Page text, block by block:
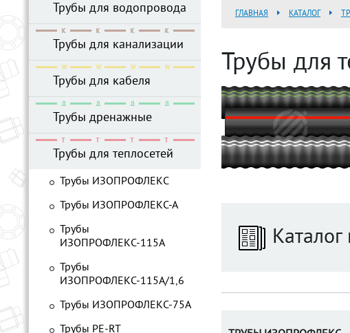
ГЛАВНАЯ КАТАЛОГ
Трубы для
Трубы для водопровода
Трубы для канализации
Трубы для кабеля
Трубы дренажные
Трубы для теплосетей
Трубы ИЗОПРОФЛЕКС
Трубы ИЗОПРОФЛЕКС-А
Трубы
ИЗОПРОФЛЕКС-115А
Трубы
ИЗОПРОФЛЕКС-115А/1,6
Трубы ИЗОПРОФЛЕКС-75А
Трубы PE-RT